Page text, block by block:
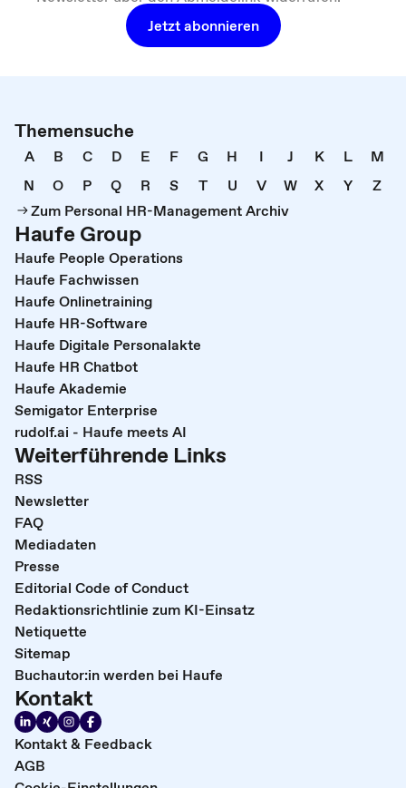
Jetzt abonnieren
Themensuche
A B C D E F G H I J K L
M
N
O P Q R S T U V W X Y
Z
Zum Personal HR-Management Archiv
Haufe Group
Haufe People Operations
Haufe Fachwissen
Haufe Onlinetraining
Haufe HR-Software
Haufe Digitale Personalakte
Haufe HR Chatbot
Haufe Akademie
Semigator Enterprise
rudolf.ai - Haufe meets AI
Weiterführende Links
RSS
Newsletter
FAQ
Mediadaten
Presse
Editorial Code of Conduct
Redaktionsrichtlinie zum KI-Einsatz
Netiquette
Sitemap
Buchautor:in werden bei Haufe
Kontakt
Kontakt & Feedback
AGB